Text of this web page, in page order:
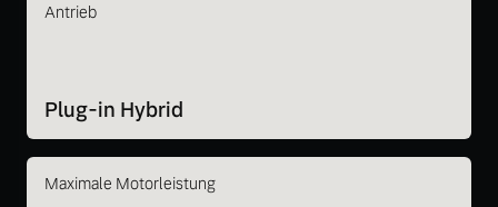
Antrieb
Plug-in Hybrid
Maximale Motorleistung